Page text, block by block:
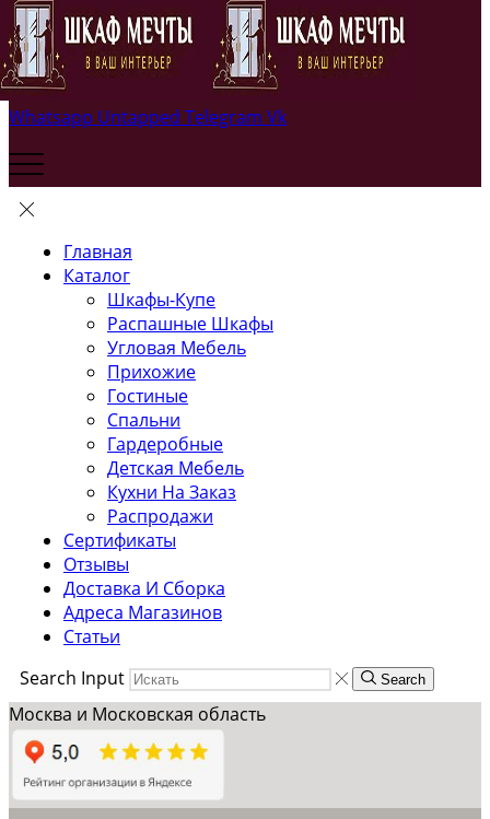
Whatsapp Untapped Telegram Vk
Главная
Каталог
Шкафы-Купе
Распашные Шкафы
Угловая Мебель
Прихожие
Гостиные
Спальни
Гардеробные
Детская Мебель
Кухни На Заказ
Распродажи
Сертификаты
Отзывы
Доставка И Сборка
Адреса Магазинов
Статьи
Search Input
Search
Москва и Московская область